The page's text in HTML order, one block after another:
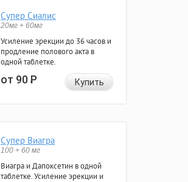
Супер Сиалис
20мг + 60мг
Усиление эрекции до 36 часов и
продление полового акта в
одной таблетке.
от 90Р Купить
Супер Виагра
100 + 60 мг
Виагра и Дапоксетин в одной
таблетке. Усиление эрекции и